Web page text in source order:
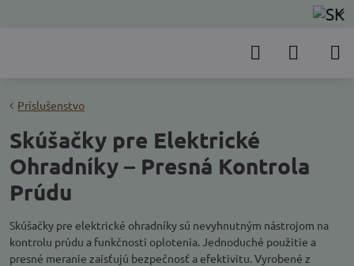
Príslušenstvo
Skúšačky pre Elektrické
Ohradníky – Presná Kontrola
Prúdu
Skúšačky pre elektrické ohradníky sú nevyhnutným nástrojom na
kontrolu prúdu a funkčnosti oplotenia. Jednoduché použitie a
presné meranie zaisťujú bezpečnosť a efektivitu. Vyrobené z